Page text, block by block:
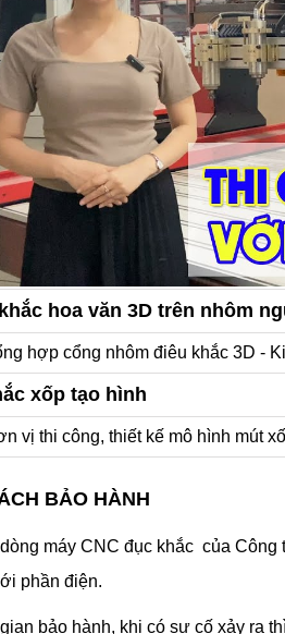
hoa văn 3D trên nhôm
xốp tạo hình
BẢO HÀNH
máy CNC đục khắc của
phần điện.
bảo hành, khi có sự cố xảy ra